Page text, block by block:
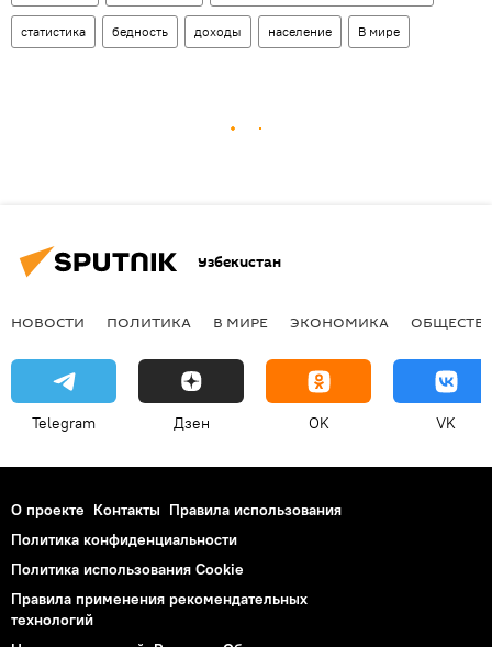
статистика бедность доходы население В мире
Узбекистан
НОВОСТИ ПОЛИТИКА В МИРЕ ЭКОНОМИКА
Telegram Дзен OK VK
О проекте Контакты Правила использования
Политика конфиденциальности
Политика использования Cookie
Правила применения рекомендательных
технологий